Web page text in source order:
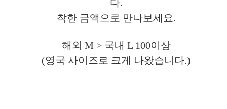
다.
착한 금액으로 만나보세요.
해외 M > 국내 L 100이상
(영국 사이즈로 크게 나왔습니다.)